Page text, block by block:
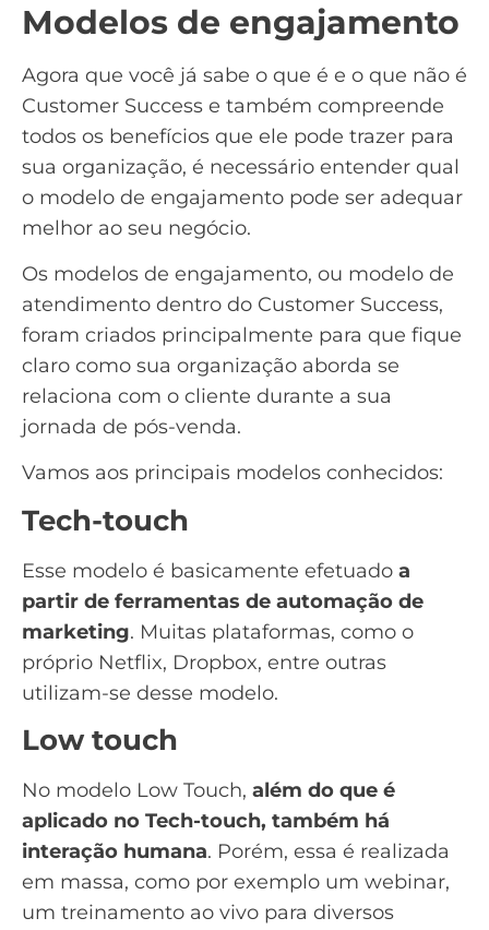
Modelos de engajamento
Agora que você já sabe o que é e o que não é
Customer Success e também compreende
todos os benefícios que ele pode trazer para
sua organização, é necessário entender qual
o modelo de engajamento pode ser adequar
melhor ao seu negócio.
Os modelos de engajamento, ou modelo de
atendimento dentro do Customer Success,
foram criados principalmente para que fique
claro como sua organização aborda se
relaciona com o cliente durante a sua
jornada de pós-venda.
Vamos aos principais modelos conhecidos:
Tech-touch
Esse modelo é basicamente efetuado a
partir de ferramentas de automação de
marketing. Muitas plataformas, como o
próprio Netflix, Dropbox, entre outras
utilizam-se desse modelo.
Low touch
No modelo Low Touch, além do que é
aplicado no Tech-touch, também há
interação humana. Porém, essa é realizada
em massa, como por exemplo um webinar,
um treinamento ao vivo para diversos